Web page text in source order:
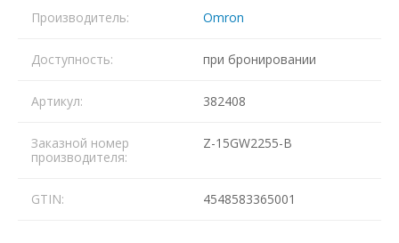
Производитель: Omron
Доступность: при бронировании
Артикул: 382408
Заказной номер
производителя:
Z-15GW2255-B
GTIN: 4548583365001